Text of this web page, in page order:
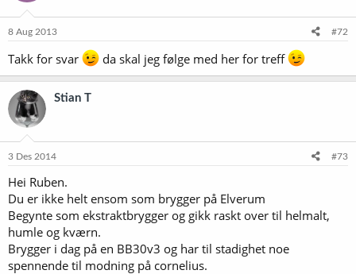
8 Aug 2013 #72
Takk for svar da skal jeg følge med her for treff
Stian T
3 Des 2014 #73
Hei Ruben.
Du er ikke helt ensom som brygger på Elverum
Begynte som ekstraktbrygger og gikk raskt over til helmalt,
humle og kværn.
Brygger i dag på en BB30v3 og har til stadighet noe
spennende til modning på cornelius.